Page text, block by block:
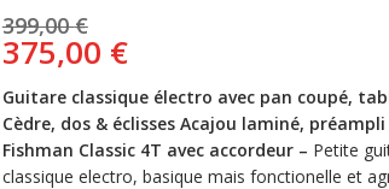
399,00€
Le
prix
initial
était :
399,00 €.
375,00 €Le
prix
actuel
est :
375,00 €.
Guitare classique électro avec pan coupé,
Cèdre, dos & éclisses Acajou laminé,
Fishman Classic 4T avec accordeur – Petite
classique electro, basique mais fonctionelle et